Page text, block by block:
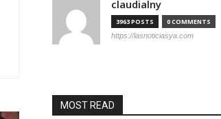
claudialny
3963 POSTS 0 COMMENTS
https://lasnoticiasya.com
MOST READ